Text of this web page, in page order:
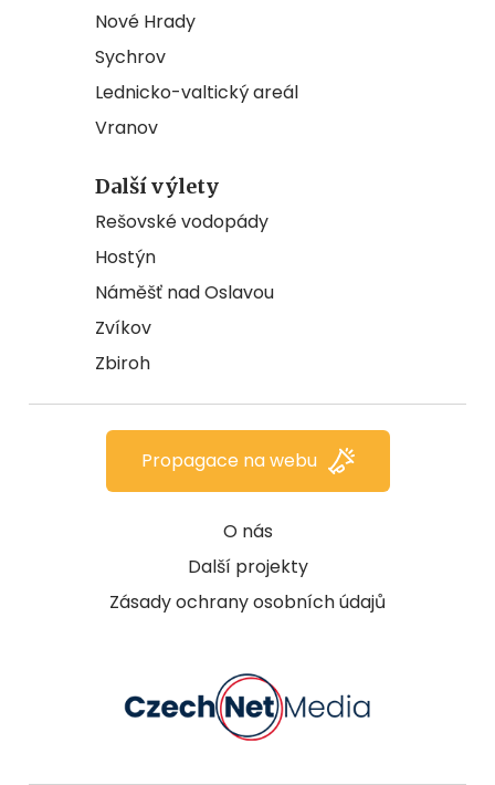
Nové Hrady
Sychrov
Lednicko-valtický areál
Vranov
Další výlety
Rešovské vodopády
Hostýn
Náměšť nad Oslavou
Zvíkov
Zbiroh
O nás
Další projekty
Zásady ochrany osobních údajů
Propagace na webu